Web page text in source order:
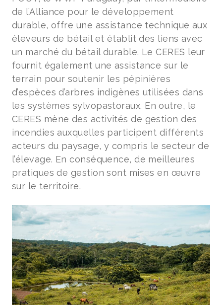
de l’Alliance pour le développement
durable, offre une assistance technique aux
éleveurs de bétail et établit des liens avec
un marché du bétail durable. Le CERES leur
fournit également une assistance sur le
terrain pour soutenir les pépinières
d’espèces d’arbres indigènes utilisées dans
les systèmes sylvopastoraux. En outre, le
CERES mène des activités de gestion des
incendies auxquelles participent différents
acteurs du paysage, y compris le secteur de
l’élevage. En conséquence, de meilleures
pratiques de gestion sont mises en œuvre
sur le territoire.